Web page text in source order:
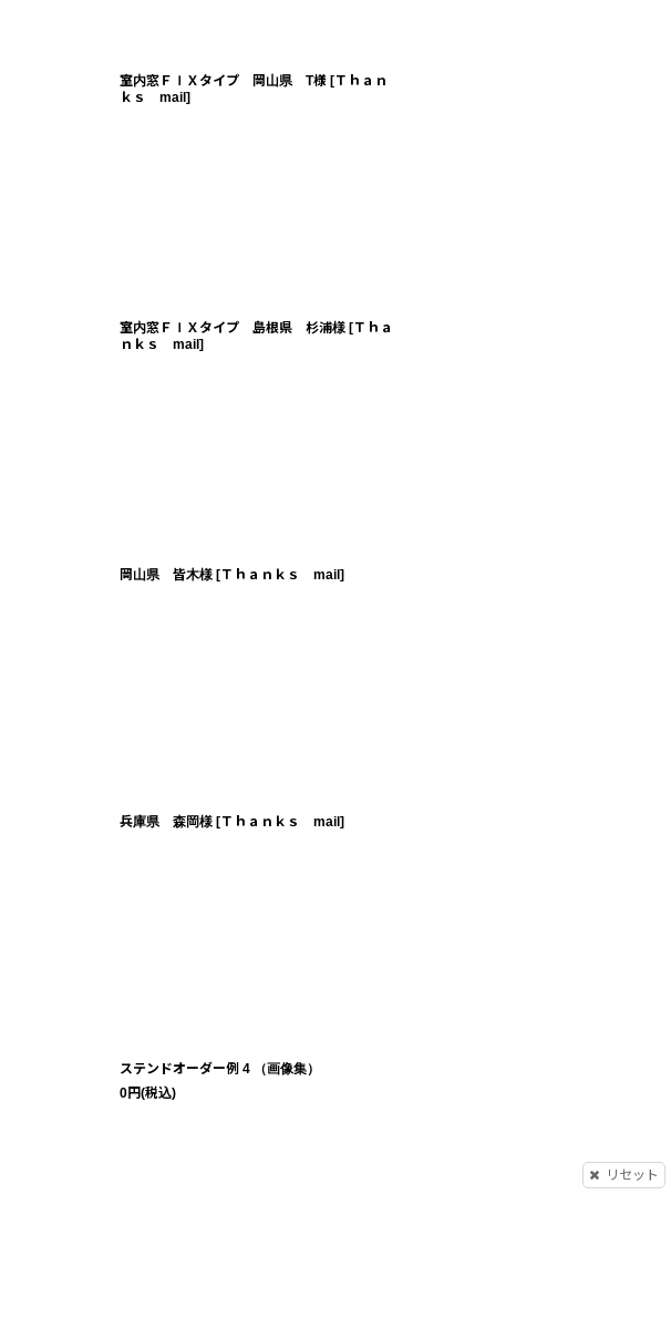
室内窓ＦＩＸタイプ 岡山県 T様 [Ｔｈａｎ
ｋｓ mail ]
室内窓ＦＩＸタイプ 島根県 杉浦様 [Ｔｈａ
ｎｋｓ mail ]
岡山県 皆木様 [Ｔｈａｎｋｓ mail ]
兵庫県 森岡様 [Ｔｈａｎｋｓ mail ]
ステンドオーダー例 4 （画像集）
0円(税込)
リセット